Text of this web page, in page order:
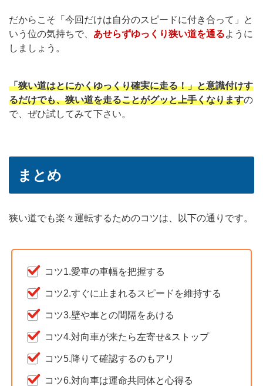
だからこそ「今回だけは自分のスピードに付き合って」と
いう位の気持ちで、 あせらずゆっくり狭い道を通るように
しましょう。
「狭い道はとにかくゆっくり確実に走る！」と意識付けす
るだけでも、狭い道を走ることがグッと上手くなりますの
で、ぜひ試してみて下さい。
まとめ
狭い道でも楽々運転するためのコツは、以下の通りです。
コツ1.愛車の車幅を把握する
コツ2.すぐに止まれるスピードを維持する
コツ3.壁や車との間隔をあける
コツ4.対向車が来たら左寄せ&ストップ
コツ5.降りて確認するのもアリ
コツ6.対向車は運命共同体と心得る